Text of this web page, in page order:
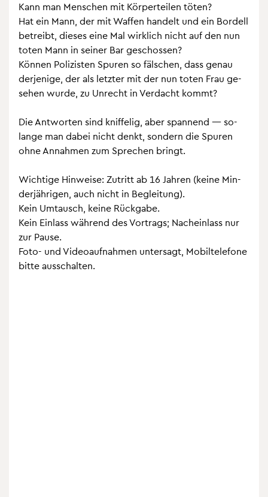
Kann man Men­schen mit Kör­per­tei­len töten?
Hat ein Mann, der mit Waf­fen han­delt und ein Bor­dell
be­treibt, die­ses eine Mal wirk­lich nicht auf den nun
toten Mann in sei­ner Bar ge­schos­sen?
Kön­nen Po­li­zis­ten Spu­ren so fäl­schen, dass genau
der­je­ni­ge, der als letz­ter mit der nun toten Frau ge­
se­hen wurde, zu Un­recht in Ver­dacht kommt?
Die Ant­wor­ten sind knif­fe­lig, aber span­nend — so­
lan­ge man dabei nicht denkt, son­dern die Spu­ren
ohne An­nah­men zum Spre­chen bringt.
Wich­ti­ge Hin­wei­se: Zu­tritt ab 16 Jah­ren (keine Min­
der­jäh­ri­gen, auch nicht in Be­glei­tung).
Kein Um­tausch, keine Rück­ga­be.
Kein Ein­lass wäh­rend des Vor­trags; Nach­ein­lass nur
zur Pause.
Foto- und Vi­deo­auf­nah­men un­ter­sagt, Mo­bil­te­le­fo­ne
bitte aus­schal­ten.